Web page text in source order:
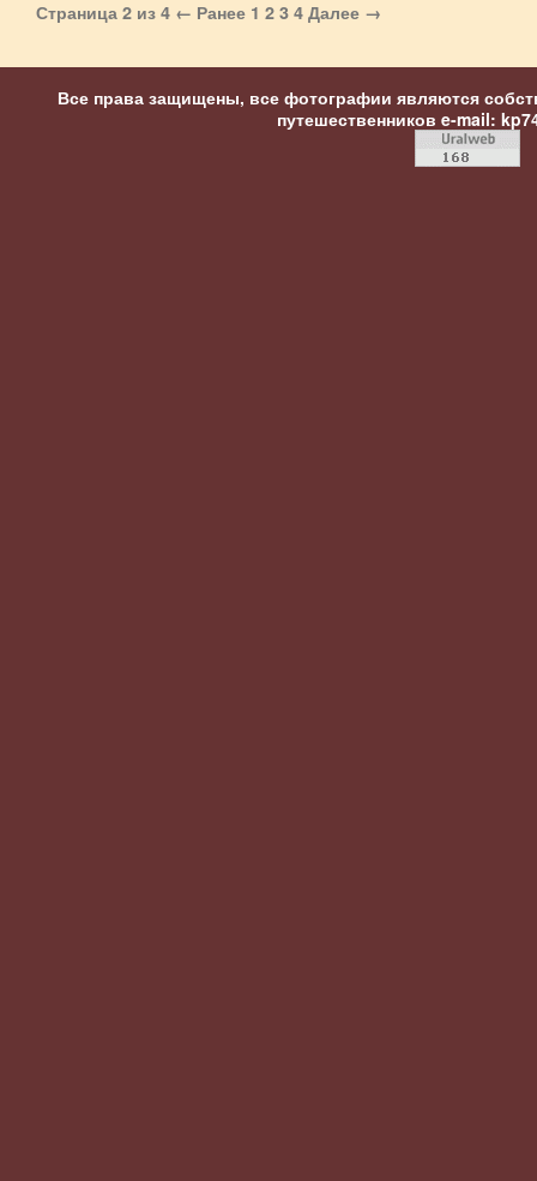
Страница 2 из 4 ← Ранее 1 2 3 4 Далее →
Все права защищены, все фотографии являются
путешественников e-mail: